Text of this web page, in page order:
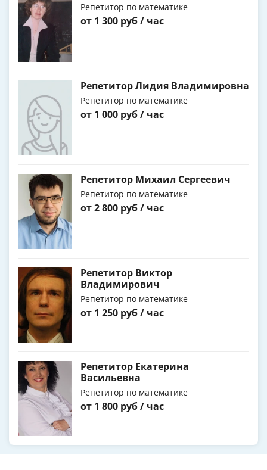
Репетитор по математике
от 1 300 руб / час
Репетитор Лидия Владимировна
Репетитор по математике
от 1 000 руб / час
Репетитор Михаил Сергеевич
Репетитор по математике
от 2 800 руб / час
Репетитор Виктор
Владимирович
Репетитор по математике
от 1 250 руб / час
Репетитор Екатерина
Васильевна
Репетитор по математике
от 1 800 руб / час